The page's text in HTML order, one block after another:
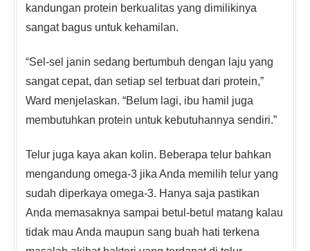
kandungan protein berkualitas yang dimilikinya
sangat bagus untuk kehamilan.
“Sel-sel janin sedang bertumbuh dengan laju yang
sangat cepat, dan setiap sel terbuat dari protein,”
Ward menjelaskan. “Belum lagi, ibu hamil juga
membutuhkan protein untuk kebutuhannya sendiri.”
Telur juga kaya akan kolin. Beberapa telur bahkan
mengandung omega-3 jika Anda memilih telur yang
sudah diperkaya omega-3. Hanya saja pastikan
Anda memasaknya sampai betul-betul matang kalau
tidak mau Anda maupun sang buah hati terkena